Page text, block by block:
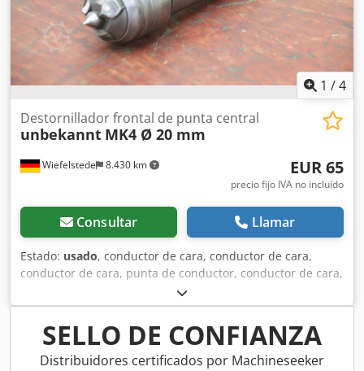
1 /4
Wiefelstede 8.430 km
Destornillador frontal de punta central
unbekannt MK4 Ø 20 mm
EUR 65
precio fijo IVA no incluído
Consultar Llamar
Estado: usado, conductor de cara, conductor de cara,
conductor de cara, punta de conductor, conductor de cara,
conductor de cara, conductor de cara -Conductor facial:
Montaje: MK4 -Dimensión de la cara: Ø 20 mm -Dimensión:
Ø 42 x 203 mm -Peso: 1,0 kg Cjdouwgf Hspfx Akkerf
SELLO DE CONFIANZA
Distribuidores certificados por Machineseeker